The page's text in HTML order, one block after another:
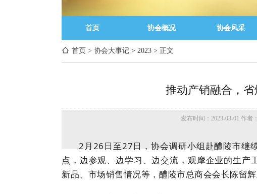
首页 协会概况 协会风采
首页 > 协会大事记 > 2023 > 正文
推动产销融合，
发布时间：2023-03-01 作者
2月26日至27日，协会调研小组赴醴陵市继
点，边参观、边学习、边交流，观摩企业的生
新品、市场销售情况等，醴陵市总商会会长陈留辉